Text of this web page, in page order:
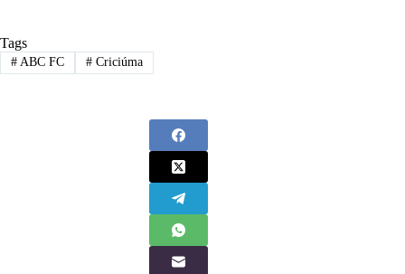
75 Maycon Douglas
8 Jeferson Cavalcante Fernandes Filho
Tags
#ABC FC #Criciúma